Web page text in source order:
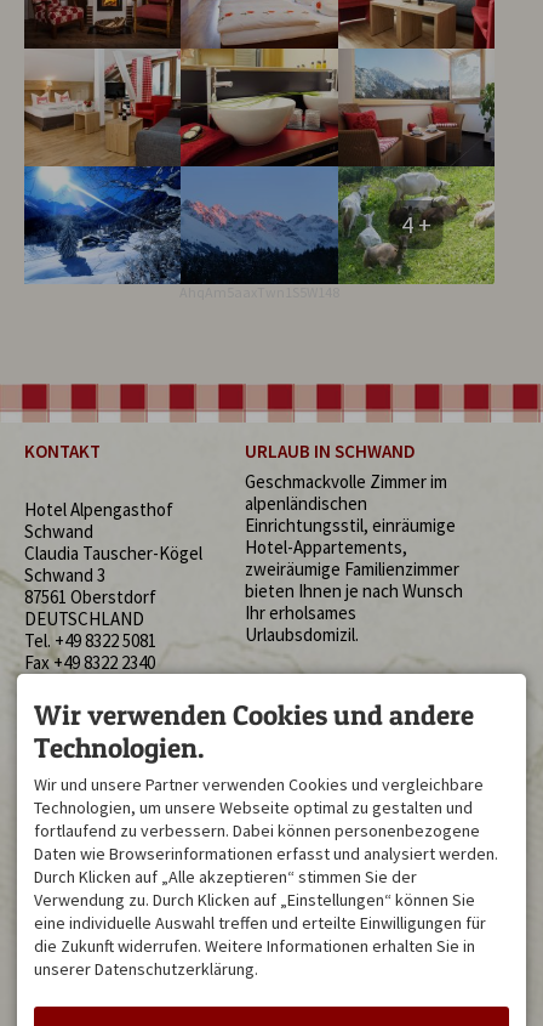
4 +
KONTAKT
Hotel Alpengasthof
Schwand
Claudia Tauscher-Kögel
Schwand 3
87561 Oberstdorf
DEUTSCHLAND
Tel. +49 8322 5081
Fax +49 8322 2340
URLAUB IN SCHWAND
Geschmackvolle Zimmer im
alpenländischen
Einrichtungsstil, einräumige
Hotel-Appartements,
zweiräumige Familienzimmer
bieten Ihnen je nach Wunsch
Ihr erholsames
Urlaubsdomizil.
BESUCHEN SIE UNS AUF
UNSEREN PLATTFORMEN
Werden Sie Fan auf
Facebook
Sei Fan auf Instagram
Tripadvisor:
Restaurantbewertungen
Hotelbewertungen
Arbeiten, wo andere Urlaub
machen; komm ins Team:
AKTUELLES
Mehr Infos zu aktuellen
Themen finden Siehier
Wir verwenden Cookies und andere
Technologien.
Wir und unsere Partner verwenden Cookies und vergleichbare
Technologien, um unsere Webseite optimal zu gestalten und
fortlaufend zu verbessern. Dabei können personenbezogene
Daten wie Browserinformationen erfasst und analysiert werden.
Durch Klicken auf „Alle akzeptieren“ stimmen Sie der
Verwendung zu. Durch Klicken auf „Einstellungen“ können Sie
eine individuelle Auswahl treffen und erteilte Einwilligungen für
die Zukunft widerrufen. Weitere Informationen erhalten Sie in
unserer Datenschutzerklärung.